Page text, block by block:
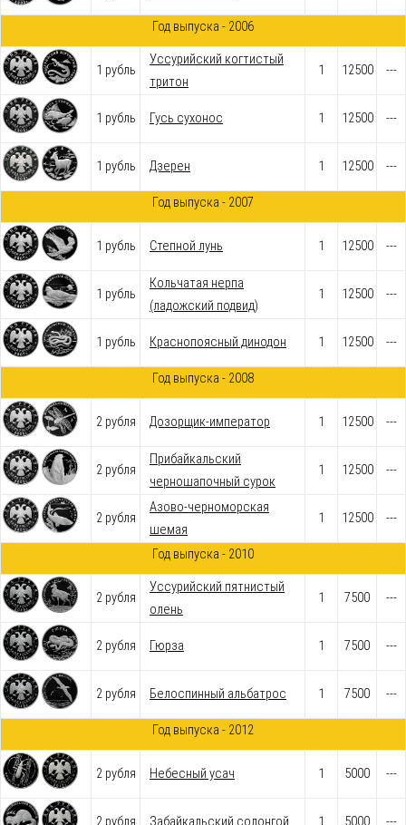
Год выпуска - 2006
1 рубль
Уссурийский когтистый
тритон
1 12500 ---
1 рубль Гусь сухонос 1 12500 ---
1 рубль Дзерен 1 12500 ---
Год выпуска - 2007
1 рубль Степной лунь 1 12500 ---
1 рубль
Кольчатая нерпа
(ладожский подвид)
1 12500 ---
1 рубль Краснопоясный динодон 1 12500 ---
Год выпуска - 2008
2 рубля Дозорщик-император 1 12500 ---
2 рубля
Прибайкальский
черношапочный сурок
1 12500 ---
2 рубля
Азово-черноморская
шемая
1 12500 ---
Год выпуска - 2010
2 рубля
Уссурийский пятнистый
олень
1 7500 ---
2 рубля Гюрза 1 7500 ---
2 рубля Белоспинный альбатрос 1 7500 ---
Год выпуска - 2012
2 рубля Небесный усач 1 5000 ---